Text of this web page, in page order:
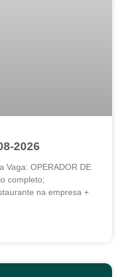
2026
Vaga: OPERADOR DE
completo;
na empresa +